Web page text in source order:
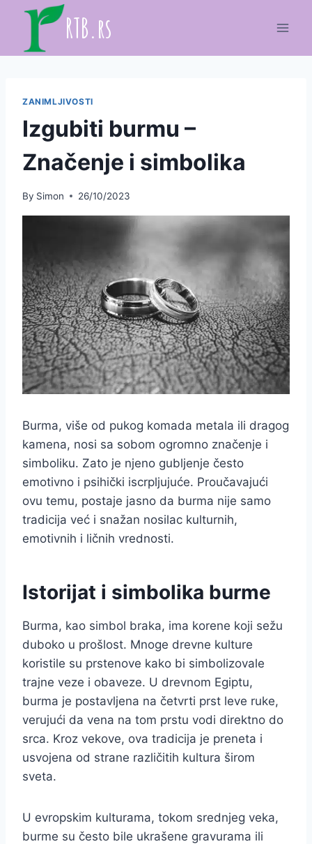
content
RTB.rs
ZANIMLJIVOSTI
Izgubiti burmu –
Značenje i simbolika
By Simon 26/10/2023
Burma, više od pukog komada metala ili dragog
kamena, nosi sa sobom ogromno značenje i
simboliku. Zato je njeno gubljenje često
emotivno i psihički iscrpljujuće. Proučavajući
ovu temu, postaje jasno da burma nije samo
tradicija već i snažan nosilac kulturnih,
emotivnih i ličnih vrednosti.
Istorijat i simbolika burme
Burma, kao simbol braka, ima korene koji sežu
duboko u prošlost. Mnoge drevne kulture
koristile su prstenove kako bi simbolizovale
trajne veze i obaveze. U drevnom Egiptu,
burma je postavljena na četvrti prst leve ruke,
verujući da vena na tom prstu vodi direktno do
srca. Kroz vekove, ova tradicija je preneta i
usvojena od strane različitih kultura širom
sveta.
U evropskim kulturama, tokom srednjeg veka,
burme su često bile ukrašene gravurama ili